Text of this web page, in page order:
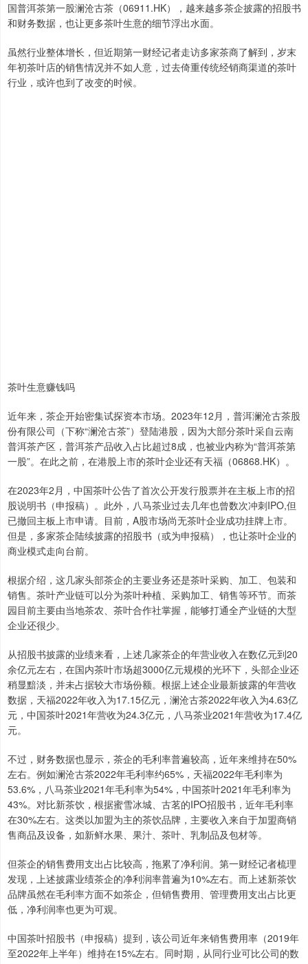
国普洱茶第一股澜沧古茶（06911.HK），越来越多茶企披露的招股书
和财务数据，也让更多茶叶生意的细节浮出水面。
虽然行业整体增长，但近期第一财经记者走访多家茶商了解到，岁末
年初茶叶店的销售情况并不如人意，过去倚重传统经销商渠道的茶叶
行业，或许也到了改变的时候。
茶叶生意赚钱吗
近年来，茶企开始密集试探资本市场。2023年12月，普洱澜沧古茶股
份有限公司（下称“澜沧古茶”）登陆港股，因为大部分茶叶采自云南
普洱茶产区，普洱茶产品收入占比超过8成，也被业内称为“普洱茶第
一股”。在此之前，在港股上市的茶叶企业还有天福（06868.HK）。
在2023年2月，中国茶叶公告了首次公开发行股票并在主板上市的招
股说明书（申报稿）。此外，八马茶业过去几年也曾数次冲刺IPO,但
已撤回主板上市申请。目前，A股市场尚无茶叶企业成功挂牌上市。
但是，多家茶企陆续披露的招股书（或为申报稿），也让茶叶企业的
商业模式走向台前。
根据介绍，这几家头部茶企的主要业务还是茶叶采购、加工、包装和
销售。茶叶产业链可以分为茶叶种植、采购加工、销售等环节。而茶
园目前主要由当地茶农、茶叶合作社掌握，能够打通全产业链的大型
企业还很少。
从招股书披露的业绩来看，上述几家茶企的年营业收入在数亿元到20
余亿元左右，在国内茶叶市场超3000亿元规模的光环下，头部企业还
稍显黯淡，并未占据较大市场份额。根据上述企业最新披露的年营收
数据，天福2022年收入为17.15亿元，澜沧古茶2022年收入为4.63亿
元，中国茶叶2021年营收为24.3亿元，八马茶业2021年营收为17.4亿
元。
不过，财务数据也显示，茶企的毛利率普遍较高，近年来维持在50%
左右。例如澜沧古茶2022年毛利率约65%，天福2022年毛利率为
53.6%，八马茶业2021年毛利率为54%，中国茶叶2021年毛利率为
43%。对比新茶饮，根据蜜雪冰城、古茗的IPO招股书，近年毛利率
在30%左右。这类以加盟为主的茶饮品牌，主要收入来自于加盟商销
售商品及设备，如新鲜水果、果汁、茶叶、乳制品及包材等。
但茶企的销售费用支出占比较高，拖累了净利润。第一财经记者梳理
发现，上述披露业绩茶企的净利润率普遍为10%左右。而上述新茶饮
品牌虽然在毛利率方面不如茶企，但销售费用、管理费用支出占比更
低，净利润率也更为可观。
中国茶叶招股书（申报稿）提到，该公司近年来销售费用率（2019年
至2022年上半年）维持在15%左右。同时期，从同行业可比公司的数